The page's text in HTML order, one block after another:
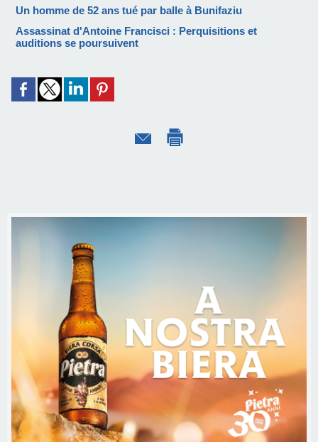
Un homme de 52 ans tué par balle à Bunifaziu
Assassinat d'Antoine Francisci : Perquisitions et
auditions se poursuivent